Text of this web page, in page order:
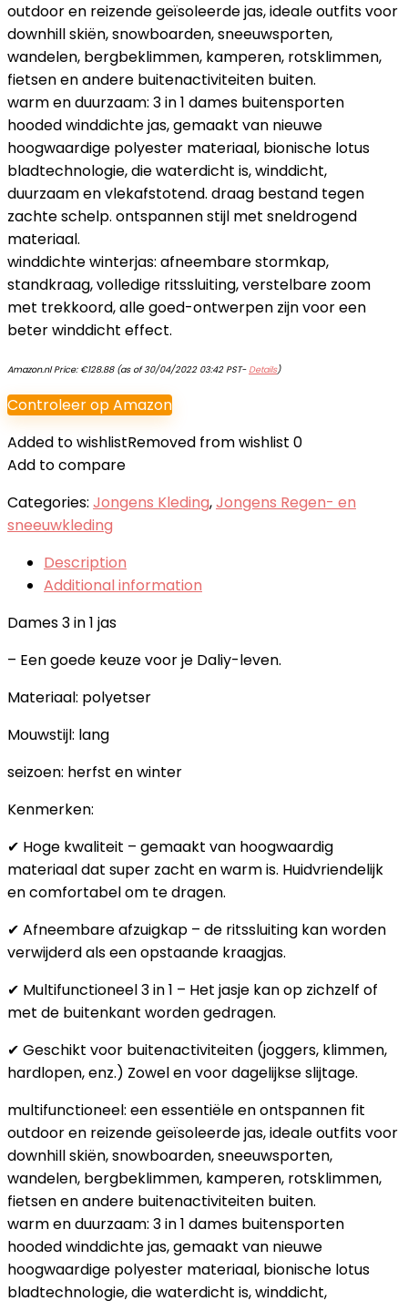
outdoor en reizende geïsoleerde jas, ideale outfits voor
downhill skiën, snowboarden, sneeuwsporten,
wandelen, bergbeklimmen, kamperen, rotsklimmen,
fietsen en andere buitenactiviteiten buiten.
warm en duurzaam: 3 in 1 dames buitensporten
hooded winddichte jas, gemaakt van nieuwe
hoogwaardige polyester materiaal, bionische lotus
bladtechnologie, die waterdicht is, winddicht,
duurzaam en vlekafstotend. draag bestand tegen
zachte schelp. ontspannen stijl met sneldrogend
materiaal.
winddichte winterjas: afneembare stormkap,
standkraag, volledige ritssluiting, verstelbare zoom
met trekkoord, alle goed-ontwerpen zijn voor een
beter winddicht effect.
Amazon.nl Price: €128.88(as of 30/04/2022 03:42 PST- Details)
Controleer op Amazon
Added to wishlistRemoved from wishlist 0
Add to compare
Categories: Jongens Kleding,Jongens Regen- en
sneeuwkleding
Description
Additional information
Dames 3 in 1 jas
– Een goede keuze voor je Daliy-leven.
Materiaal: polyetser
Mouwstijl: lang
seizoen: herfst en winter
Kenmerken:
✔ Hoge kwaliteit – gemaakt van hoogwaardig
materiaal dat super zacht en warm is. Huidvriendelijk
en comfortabel om te dragen.
✔ Afneembare afzuigkap – de ritssluiting kan worden
verwijderd als een opstaande kraagjas.
✔ Multifunctioneel 3 in 1 – Het jasje kan op zichzelf of
met de buitenkant worden gedragen.
✔ Geschikt voor buitenactiviteiten (joggers, klimmen,
hardlopen, enz.) Zowel en voor dagelijkse slijtage.
multifunctioneel: een essentiële en ontspannen fit
outdoor en reizende geïsoleerde jas, ideale outfits voor
downhill skiën, snowboarden, sneeuwsporten,
wandelen, bergbeklimmen, kamperen, rotsklimmen,
fietsen en andere buitenactiviteiten buiten.
warm en duurzaam: 3 in 1 dames buitensporten
hooded winddichte jas, gemaakt van nieuwe
hoogwaardige polyester materiaal, bionische lotus
bladtechnologie, die waterdicht is, winddicht,